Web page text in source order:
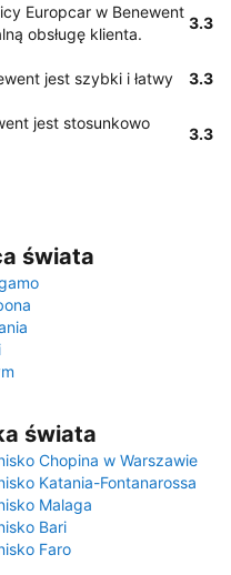
Europcar w Benewent
obsługę klienta.
3.3
jest szybki i łatwy 3.3
jest stosunkowo
3.3
świata
świata
Chopina w Warszawie
Katania-Fontanarossa
Malaga
Bari
Faro